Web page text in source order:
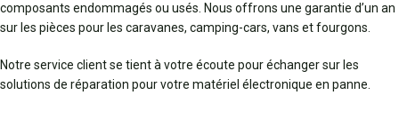
composants endommagés ou usés. Nous offrons une garantie d’un an
sur les pièces pour les caravanes, camping-cars, vans et fourgons.
Notre service client se tient à votre écoute pour échanger sur les
solutions de réparation pour votre matériel électronique en panne.